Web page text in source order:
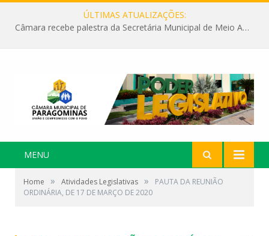
ÚLTIMAS ATUALIZAÇÕES:
Câmara recebe palestra da Secretária Municipal de Meio Ambiente sobre as ações da “SEMANA DO MEIO AMBIENTE”
MENU
Home » Atividades Legislativas »
PAUTA DA REUNIÃO
ORDINÁRIA, DE 17 DE MARÇO DE 2020